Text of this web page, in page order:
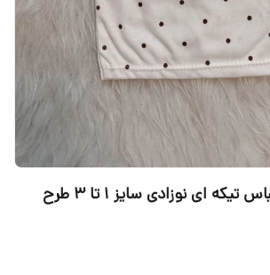
بلوز رکابی نوزادی لباس تیکه ای نوزادی سایز ۱ تا ۳ طرح